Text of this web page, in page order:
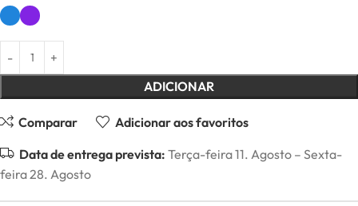
ADICIONAR
Comparar Adicionar aos favoritos
Data de entrega prevista: Terça-feira 11. Agosto – Sexta-
feira 28. Agosto